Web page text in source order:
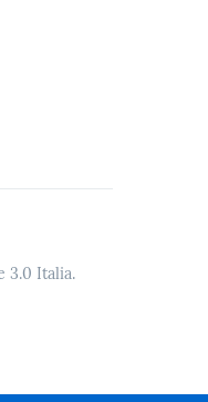
3.0 Italia.